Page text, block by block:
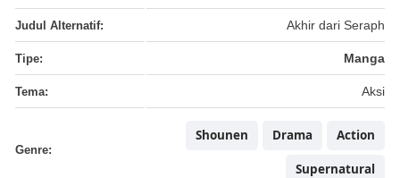
Judul Alternatif: Akhir dari Seraph
Tipe: Manga
Tema: Aksi
Genre:
Action
Drama
Shounen
Supernatural